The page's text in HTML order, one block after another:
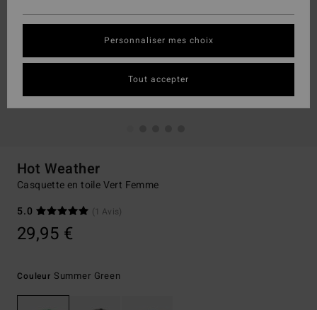
Hot Weather
Casquette en toile Vert Femme
5.0
(1 Avis)
29,95 €
Couleur Summer Green
Personnaliser mes choix
Tout accepter